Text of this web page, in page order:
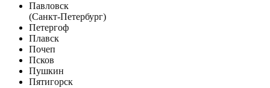
Павловск
(Санкт-Петербург)
Петергоф
Плавск
Почеп
Псков
Пушкин
Пятигорск